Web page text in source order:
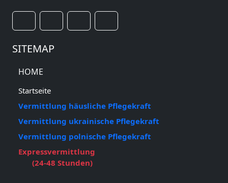
SITEMAP
HOME
Startseite
Vermittlung häusliche Pflegekraft
Vermittlung ukrainische Pflegekraft
Vermittlung polnische Pflegekraft
Expressvermittlung
(24-48 Stunden)